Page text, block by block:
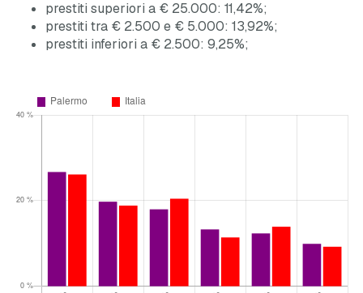
prestiti superiori a € 25.000: 11,42%;
prestiti tra € 2.500 e € 5.000: 13,92%;
prestiti inferiori a € 2.500: 9,25%;